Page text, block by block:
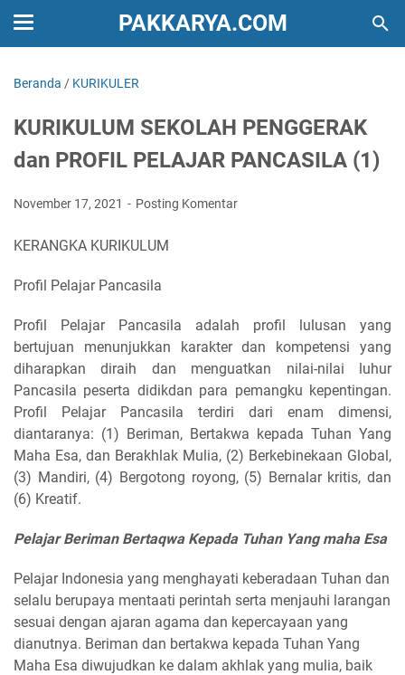
PAKKARYA.COM
Beranda / KURIKULER
KURIKULUM SEKOLAH PENGGERAK
dan PROFIL PELAJAR PANCASILA (1)
November 17, 2021 Posting Komentar
KERANGKA KURIKULUM
Profil Pelajar Pancasila
Profil Pelajar Pancasila adalah profil lulusan yang
bertujuan menunjukkan karakter dan kompetensi yang
diharapkan diraih dan menguatkan nilai-nilai luhur
Pancasila peserta didikdan para pemangku kepentingan.
Profil Pelajar Pancasila terdiri dari enam dimensi,
diantaranya: (1) Beriman, Bertakwa kepada Tuhan Yang
Maha Esa, dan Berakhlak Mulia, (2) Berkebinekaan Global,
(3) Mandiri, (4) Bergotong royong, (5) Bernalar kritis, dan
(6) Kreatif.
Pelajar Beriman Bertaqwa Kepada Tuhan Yang maha Esa
Pelajar Indonesia yang menghayati keberadaan Tuhan dan
selalu berupaya mentaati perintah serta menjauhi larangan
sesuai dengan ajaran agama dan kepercayaan yang
dianutnya. Beriman dan bertakwa kepada Tuhan Yang
Maha Esa diwujudkan ke dalam akhlak yang mulia, baik